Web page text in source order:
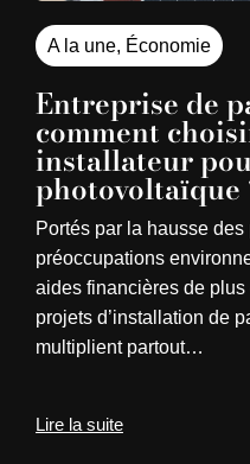
A la une, Économie
Entreprise de
comment
installateur
photovoltaïque
Portés par la hausse
préoccupations
aides financières de
projets d’installation de
multiplient partout…
Lire la suite